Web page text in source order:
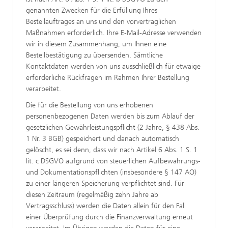
genannten Zwecken für die Erfüllung Ihres
Bestellauftrages an uns und den vorvertraglichen
Maßnahmen erforderlich. Ihre E-Mail-Adresse verwenden
wir in diesem Zusammenhang, um Ihnen eine
Bestellbestätigung zu übersenden. Sämtliche
Kontaktdaten werden von uns ausschließlich für etwaige
erforderliche Rückfragen im Rahmen Ihrer Bestellung
verarbeitet.
Die für die Bestellung von uns erhobenen
personenbezogenen Daten werden bis zum Ablauf der
gesetzlichen Gewährleistungspflicht (2 Jahre, § 438 Abs.
1 Nr. 3 BGB) gespeichert und danach automatisch
gelöscht, es sei denn, dass wir nach Artikel 6 Abs. 1 S. 1
lit. c DSGVO aufgrund von steuerlichen Aufbewahrungs-
und Dokumentationspflichten (insbesondere § 147 AO)
zu einer längeren Speicherung verpflichtet sind. Für
diesen Zeitraum (regelmäßig zehn Jahre ab
Vertragsschluss) werden die Daten allein für den Fall
einer Überprüfung durch die Finanzverwaltung erneut